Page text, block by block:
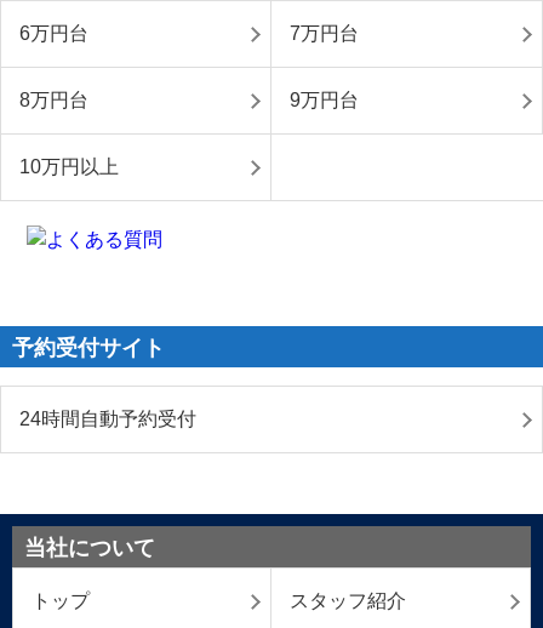
6万円台 7万円台
8万円台 9万円台
10万円以上
予約受付サイト
24時間自動予約受付
当社について
トップ スタッフ紹介